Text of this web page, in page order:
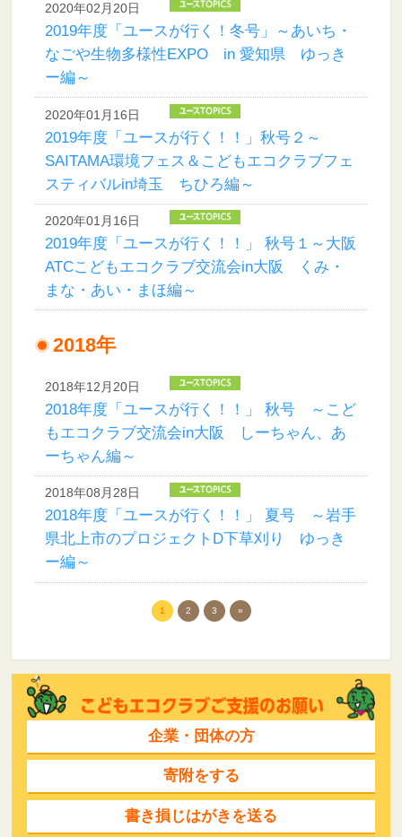
2020年02月20日
2019年度「ユースが行く！冬号」～あいち・
なごや生物多様性EXPO in 愛知県 ゆっき
ー編～
2020年01月16日
2019年度「ユースが行く！！」秋号２～
SAITAMA環境フェス＆こどもエコクラブフェ
スティバルin埼玉 ちひろ編～
2020年01月16日
2019年度「ユースが行く！！」 秋号１～大阪
ATCこどもエコクラブ交流会in大阪 くみ・
まな・あい・まほ編～
2018年
2018年12月20日
2018年度「ユースが行く！！」 秋号 ～こど
もエコクラブ交流会in大阪 しーちゃん、あ
ーちゃん編～
2018年08月28日
2018年度「ユースが行く！！」 夏号 ～岩手
県北上市のプロジェクトD下草刈り ゆっき
ー編～
1 2 3 »
企業・団体の方
寄附をする
書き損じはがきを送る